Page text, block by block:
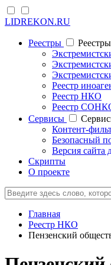
LIDREKON.RU
Реестры
Реестры
Реестр
Реестр НКО
Реестр
Cервисы
Контент-
Безопасный
Версия сайта
Скрипты
О проекте
Главная
Реестр НКО
Пензенский